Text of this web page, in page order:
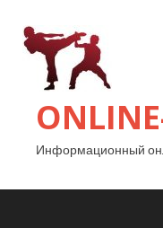
Информационный